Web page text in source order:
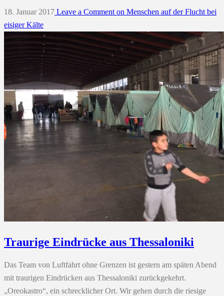
18. Januar 2017 Leave a Comment on Menschen auf der Flucht bei
eisiger Kälte
Traurige Eindrücke aus Thessaloniki
Das Team von Luftfahrt ohne Grenzen ist gestern am späten Abend
mit traurigen Eindrücken aus Thessaloniki zurückgekehrt.
„Oreokastro“, ein schrecklicher Ort. Wir gehen durch die riesige